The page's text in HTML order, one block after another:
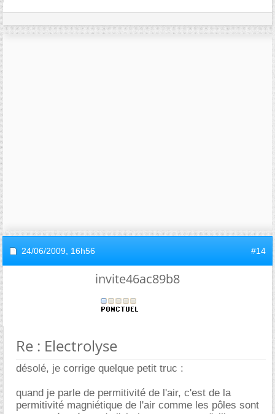
24/06/2009, 16h56 #14
invite46ac89b8
Re : Electrolyse
désolé, je corrige quelque petit truc :
quand je parle de permitivité de l'air, c'est de la
permitivité magniétique de l'air comme les pôles sont